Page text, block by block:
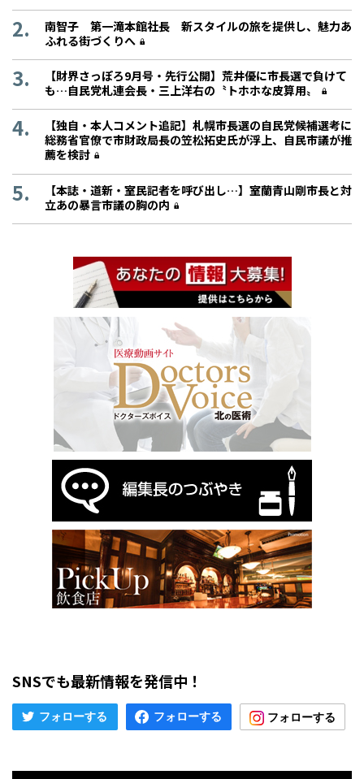
南智子 第一滝本館社長 新スタイルの旅を提供し、魅力あ
ふれる街づくりへ
【財界さっぽろ9月号・先行公開】荒井優に市長選で負けて
も…自民党札連会長・三上洋右の〝トホホな皮算用〟
【独自・本人コメント追記】札幌市長選の自民党候補選考に
総務省官僚で市財政局長の笠松拓史氏が浮上、自民市議が推
薦を検討
【本誌・道新・室民記者を呼び出し…】室蘭青山剛市長と対
立あの暴言市議の胸の内
SNSでも最新情報を発信中！